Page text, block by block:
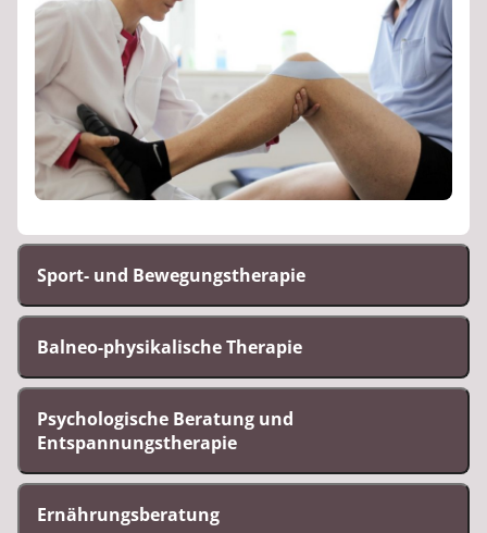
Sport- und Bewegungstherapie
Balneo-physikalische Therapie
Psychologische Beratung und
Entspannungstherapie
Ernährungsberatung